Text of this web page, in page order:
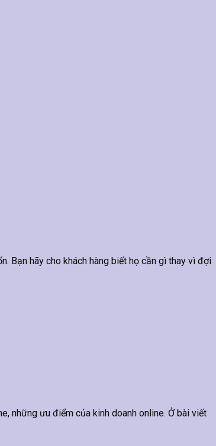
Bạn hãy cho khách hàng biết họ cần gì thay vì đợi
những ưu điểm của kinh doanh online. Ở bài viết